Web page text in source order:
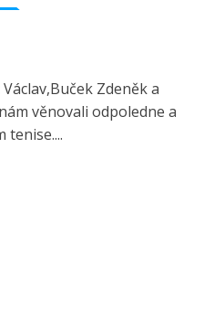
Zdeněk a
věnovali odpoledne a